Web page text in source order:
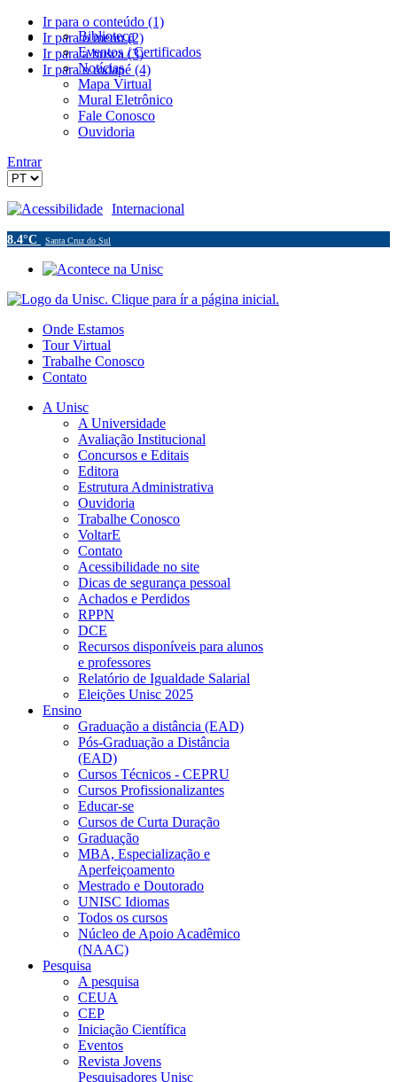
Ir para o conteúdo (1)
Ir para o menu (2)
Ir para a busca (3)
Ir para o rodapé (4)
Biblioteca
Eventos / Certificados
Notícias
Mapa Virtual
Mural Eletrônico
Fale Conosco
Ouvidoria
Entrar
Acessibilidade Internacional
8.4°C Santa Cruz do Sul
Onde Estamos
Tour Virtual
Trabalhe Conosco
Contato
A Unisc
A Universidade
Avaliação Institucional
Concursos e Editais
Editora
Estrutura Administrativa
Ouvidoria
Trabalhe Conosco
VoltarE
Contato
Acessibilidade no site
Dicas de segurança pessoal
Achados e Perdidos
RPPN
DCE
Recursos disponíveis para alunos
e professores
Relatório de Igualdade Salarial
Eleições Unisc 2025
Ensino
Graduação a distância (EAD)
Pós-Graduação a Distância
(EAD)
Cursos Técnicos - CEPRU
Cursos Profissionalizantes
Educar-se
Cursos de Curta Duração
Graduação
MBA, Especialização e
Aperfeiçoamento
Mestrado e Doutorado
UNISC Idiomas
Todos os cursos
Núcleo de Apoio Acadêmico
(NAAC)
Pesquisa
A pesquisa
CEUA
CEP
Iniciação Científica
Eventos
Revista Jovens
Pesquisadores Unisc